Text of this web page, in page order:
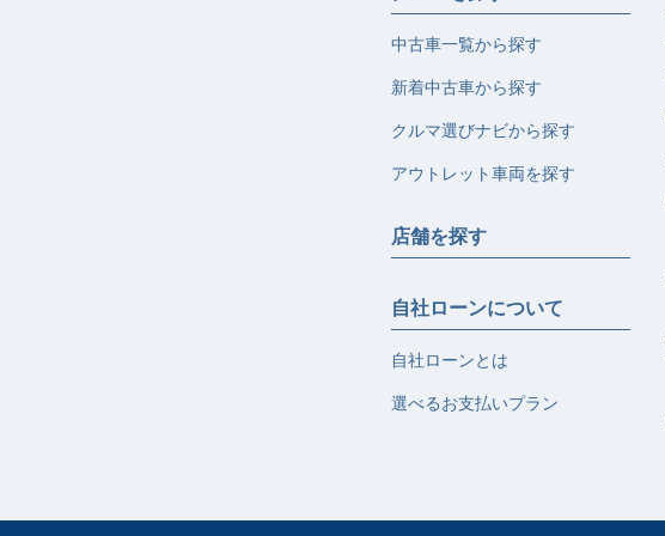
中古車一覧から探す
新着中古車から探す
クルマ選びナビから探す
アウトレット車両を探す
店舗を探す
自社ローンについて
自社ローンとは
選べるお支払いプラン